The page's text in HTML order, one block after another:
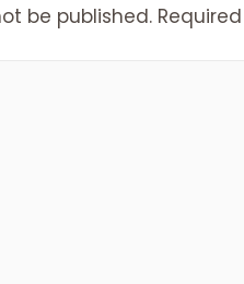
be published.